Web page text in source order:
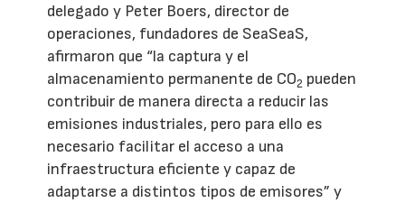
delegado y Peter Boers, director de
operaciones, fundadores de SeaSeaS,
afirmaron que “la captura y el
almacenamiento permanente de CO2 pueden
contribuir de manera directa a reducir las
emisiones industriales, pero para ello es
necesario facilitar el acceso a una
infraestructura eficiente y capaz de
adaptarse a distintos tipos de emisores” y